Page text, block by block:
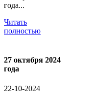
года...
Читать
полностью
27 октября 2024
года
22-10-2024